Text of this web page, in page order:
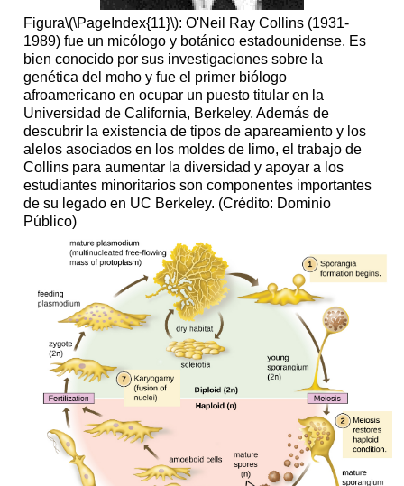
Figura\(\PageIndex{11}\): O'Neil Ray Collins (1931-
1989) fue un micólogo y botánico estadounidense. Es
bien conocido por sus investigaciones sobre la
genética del moho y fue el primer biólogo
afroamericano en ocupar un puesto titular en la
Universidad de California, Berkeley. Además de
descubrir la existencia de tipos de apareamiento y los
alelos asociados en los moldes de limo, el trabajo de
Collins para aumentar la diversidad y apoyar a los
estudiantes minoritarios son componentes importantes
de su legado en UC Berkeley. (Crédito: Dominio
Público)